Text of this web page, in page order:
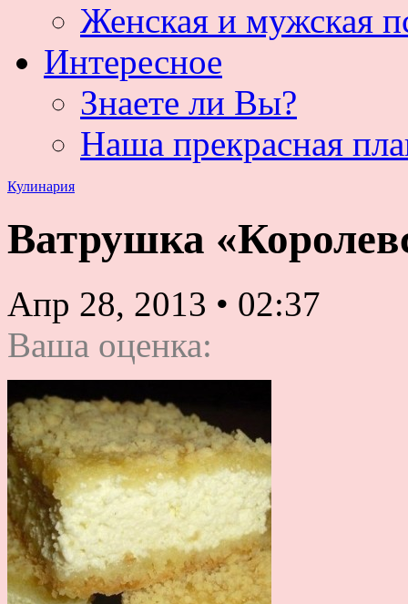
Женская и мужская
Интересное
Знаете ли Вы?
Наша прекрасная
Кулинария
Ватрушка
Апр 28, 2013 • 02:37
Ваша оценка: